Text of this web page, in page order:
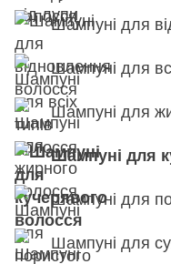
Шампуні для
Шампуні для
Шампуні для
Шампуні для
Шампуні для
Шампуні для